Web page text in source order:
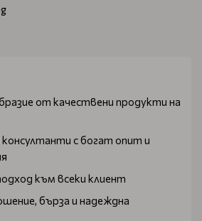
от качествени продукти на
с богат опит и
към всеки клиент
бърза и надеждна